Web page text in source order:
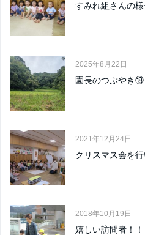
すみれ組さんの
2025年8月22日
園長のつぶやき⑱
2021年12月24日
クリスマス会を
2018年10月19日
嬉しい訪問者！！